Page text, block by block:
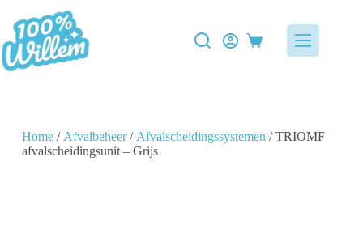
Home/ Afvalbeheer/ Afvalscheidingssystemen / TRIOMF
afvalscheidingsunit – Grijs